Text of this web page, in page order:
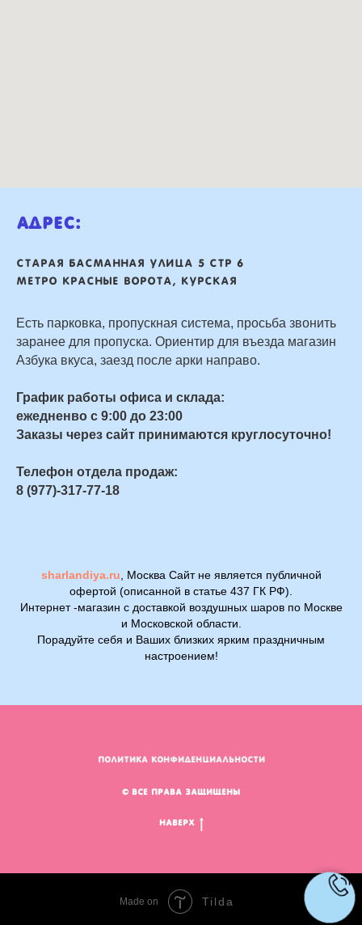
Адрес:
Старая басманная улица 5 стр 6
Метро Красные ворота, Курская
Есть парковка, пропускная система, просьба звонить
заранее для пропуска. Ориентир для въезда магазин
Азбука вкуса, заезд после арки направо.
График работы офиса и склада:
ежедненво с 9:00 до 23:00
Заказы через сайт принимаются круглосуточно!
Телефон отдела продаж:
8 (977)-317-77-18
sharlandiya.ru, Москва Сайт не является публичной
офертой (описанной в статье 437 ГК РФ).
Интернет -магазин с доставкой воздушных шаров по Москве
и Московской области.
Порадуйте себя и Ваших близких ярким праздничным
настроением!
ПОЛИТИКА КОНФИДЕНЦИАЛЬНОСТИ
© Все права защищены
Наверх
Made on Tilda